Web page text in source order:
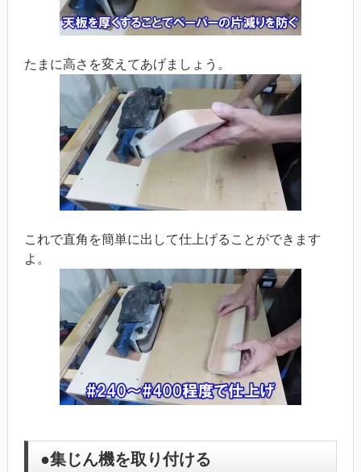
たまに高さを変えてあげましょう。
これで直角を簡単に出して仕上げることができます
よ。
●集じん機を取り付ける